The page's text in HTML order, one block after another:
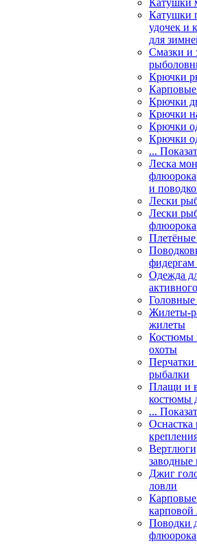
Катушки
Катушки
удочек и
для
Смазки и
Крючки
Крючки
Крючки
Крючки
Крючки
...
Леска
и
Лески
Лески
Одежда
Жилеты-
жилеты
Костюмы
охоты
Перчатки
рыбалки
Плащи и
костюмы
...
Оснастка
заводные
Джиг
ловли
Карповые
карповой
Поводки